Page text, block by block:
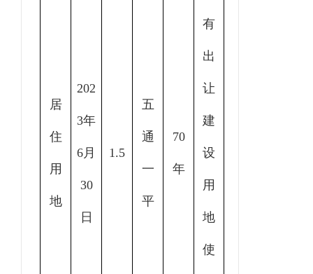
居
住
用
地
202
3年
6月
30
日
1.5
五
通
一
平
70
年
有
出
让
建
设
用
地
使